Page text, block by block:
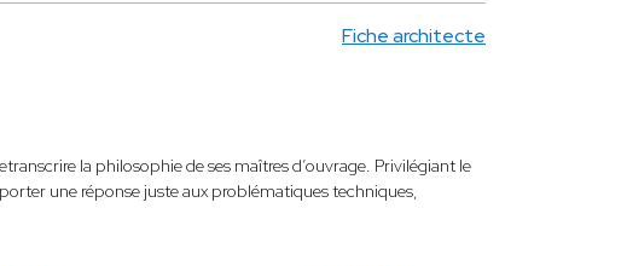
Fiche architecte
la philosophie de ses maîtres d’ouvrage. Privilégiant le
une réponse juste aux problématiques techniques,